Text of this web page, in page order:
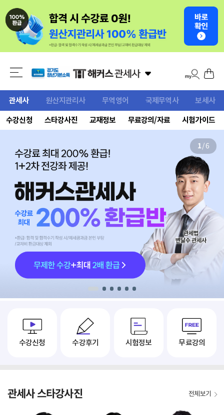
관세사 원산지관리사 무역영어 국제무역사 보세사
수강신청 스타강사진 교재정보 무료강의/자료 시험가이드
2 3 4 5 6
1/6
수강신청 수강후기 시험정보 무료강의
관세사 스타강사진 전체보기